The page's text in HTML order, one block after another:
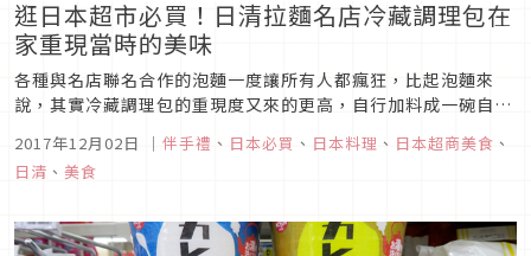
逛日本超市必買！日清拉麵名店冷藏調理包在
家重現當時的美味
各種與名店聯名合作的泡麵一度讓所有人都瘋狂，比起泡麵來
說，其實冷藏調理包的重現度又來的更高，自行加料成一碗自家
格也很親民，變化自由更不用擔心有蔬菜攝取不足的疑慮，下次
有到日本來不妨到超市的冷藏區尋找看看吧！
2017年12月02日 ｜ 伴手禮 、 日本必買 、 日本料理 、 日本超商美食 、
日清 、 美食